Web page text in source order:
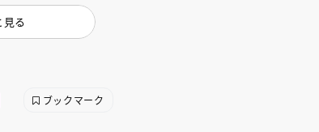
る
ブックマーク